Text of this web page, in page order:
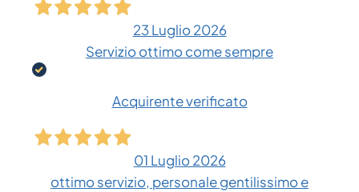
23 Luglio 2026
Servizio ottimo come sempre
Acquirente verificato
01 Luglio 2026
ottimo servizio, personale gentilissimo e